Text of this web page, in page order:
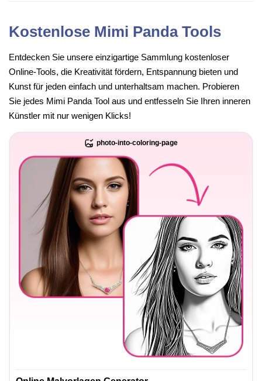
Kostenlose Mimi Panda Tools
Entdecken Sie unsere einzigartige Sammlung kostenloser
Online-Tools, die Kreativität fördern, Entspannung bieten und
Kunst für jeden einfach und unterhaltsam machen. Probieren
Sie jedes Mimi Panda Tool aus und entfesseln Sie Ihren inneren
Künstler mit nur wenigen Klicks!
photo-into-coloring-page